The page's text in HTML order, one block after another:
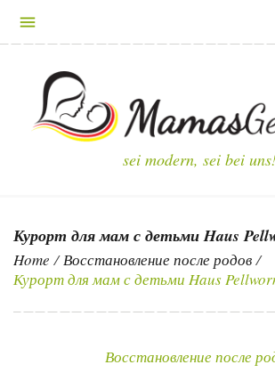
sei modern, sei bei
Курорт для мам с детьми Haus
Home / Восстановление после родов /
Курорт для мам с детьми Haus
Восстановление после